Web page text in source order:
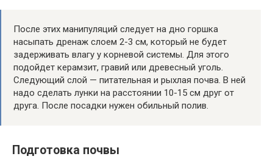
После этих манипуляций следует на дно горшка
насыпать дренаж слоем 2-3 см, который не будет
задерживать влагу у корневой системы. Для этого
подойдет керамзит, гравий или древесный уголь.
Следующий слой — питательная и рыхлая почва. В ней
надо сделать лунки на расстоянии 10-15 см друг от
друга. После посадки нужен обильный полив.
Подготовка почвы